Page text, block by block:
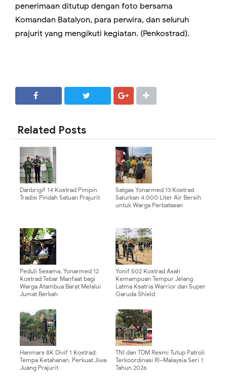
penerimaan ditutup dengan foto bersama
Komandan Batalyon, para perwira, dan seluruh
prajurit yang mengikuti kegiatan. (Penkostrad).
Related Posts
Danbrigif 14 Kostrad Pimpin
Tradisi Pindah Satuan Prajurit
Satgas Yonarmed 13 Kostrad
Salurkan 4.000 Liter Air Bersih
untuk Warga Perbatasan
Peduli Sesama, Yonarmed 12
Kostrad Tebar Manfaat bagi
Warga Atambua Barat Melalui
Jumat Berkah
Yonif 502 Kostrad Asah
Kemampuan Tempur Jelang
Latma Ksatria Warrior dan Super
Garuda Shield
Hanmars 8K Divif 1 Kostrad:
Tempa Ketahanan, Perkuat Jiwa
Juang Prajurit
TNI dan TDM Resmi Tutup Patroli
Terkoordinasi RI–Malaysia Seri 1
Tahun 2026